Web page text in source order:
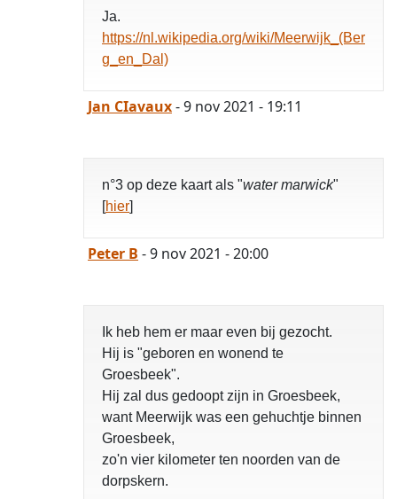
Ja.
https://nl.wikipedia.org/wiki/Meerwijk_(Ber
g_en_Dal)
Jan CIavaux- 9 nov 2021 - 19:11
n°3 op deze kaart als "water marwick"
[hier]
Peter B - 9 nov 2021 - 20:00
Ik heb hem er maar even bij gezocht.
Hij is "geboren en wonend te
Groesbeek".
Hij zal dus gedoopt zijn in Groesbeek,
want Meerwijk was een gehuchtje binnen
Groesbeek,
zo'n vier kilometer ten noorden van de
dorpskern.